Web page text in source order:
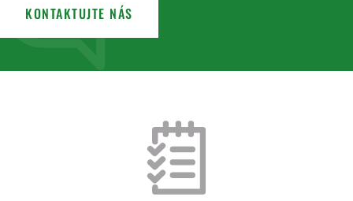
KONTAKTUJTE NÁS